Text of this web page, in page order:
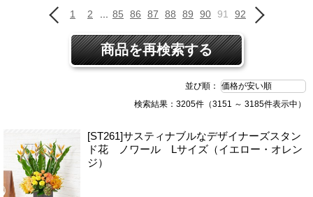
1 2 85 86 87 88 89 90 91 92
商品を再検索する
並び順：
検索結果：3205件（3151 ～ 3185件表示中）
[ST261]サスティナブルなデザイナーズスタン
ド花 ノワール Lサイズ（イエロー・オレン
ジ）